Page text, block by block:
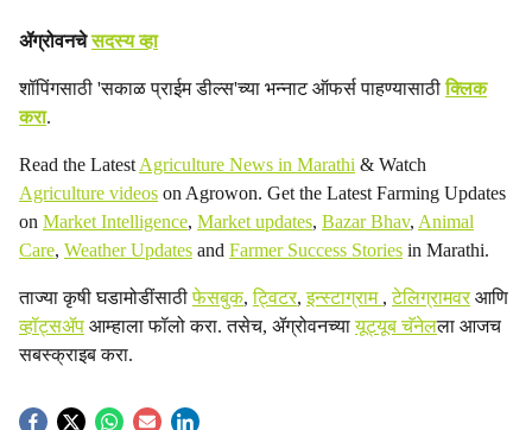
ॲग्रोवनचेसदस्य व्हा
शॉपिंगसाठी 'सकाळ प्राईम डील्स'च्या भन्नाट ऑफर्स पाहण्यासाठीक्लिक
करा.
Read the Latest Agriculture News in Marathi & Watch
Agriculture videos on Agrowon. Get the Latest Farming Updates
on Market Intelligence, Market updates, Bazar Bhav, Animal
Care, Weather Updates and Farmer Success Stories in Marathi.
ताज्या कृषी घडामोडींसाठीफेसबुक,ट्विटर,इन्स्टाग्राम ,टेलिग्रामवरआणि
व्हॉट्सॲप आम्हाला फॉलो करा. तसेच, ॲग्रोवनच्यायूट्यूब चॅनेलला आजच
सबस्क्राइब करा.